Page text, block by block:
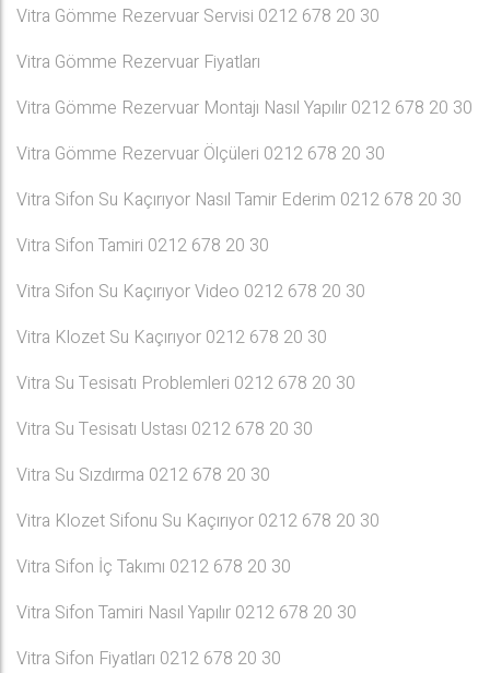
Vitra Gömme Rezervuar Servisi 0212 678 20 30
Vitra Gömme Rezervuar Fiyatları
Vitra Gömme Rezervuar Montajı Nasıl Yapılır 0212 678 20 30
Vitra Gömme Rezervuar Ölçüleri 0212 678 20 30
Vitra Sifon Su Kaçırıyor Nasıl Tamir Ederim 0212 678 20 30
Vitra Sifon Tamiri 0212 678 20 30
Vitra Sifon Su Kaçırıyor Video 0212 678 20 30
Vitra Klozet Su Kaçırıyor 0212 678 20 30
Vitra Su Tesisatı Problemleri 0212 678 20 30
Vitra Su Tesisatı Ustası 0212 678 20 30
Vitra Su Sızdırma 0212 678 20 30
Vitra Klozet Sifonu Su Kaçırıyor 0212 678 20 30
Vitra Sifon İç Takımı 0212 678 20 30
Vitra Sifon Tamiri Nasıl Yapılır 0212 678 20 30
Vitra Sifon Fiyatları 0212 678 20 30